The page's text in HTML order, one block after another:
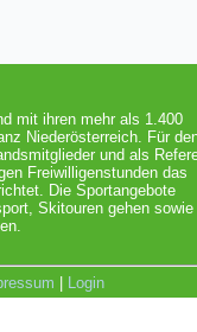
mit ihren mehr als 1.400
Niederösterreich. Für
und als
Freiwilligenstunden das
Die Sportangebote
Skitouren gehen sowie
Login